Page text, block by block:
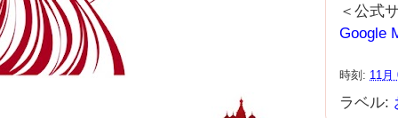
＜公式
Google
時刻: 11月
ラベル: